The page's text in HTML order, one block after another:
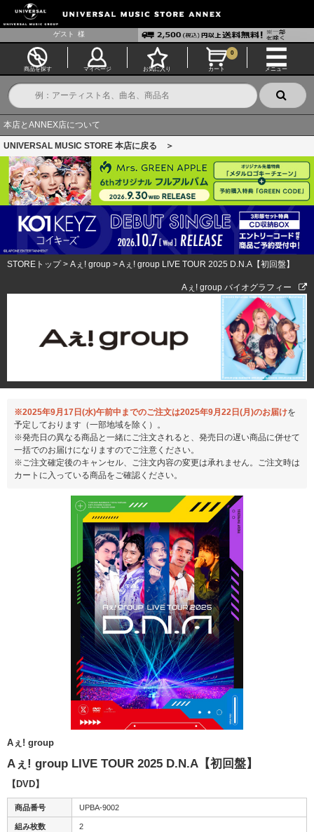
ゲスト 様
商品を探す マイページ お気に入り カート
0
メニュー
本店とANNEX店について
UNIVERSAL MUSIC STORE 本店に戻る ＞
STOREトップ> Aぇ! group >Aぇ! group LIVE TOUR 2025 D.N.A【初回盤】
Aぇ! group バイオグラフィー
※2025年9月17日(水)午前中までのご注文は2025年9月22日(月)のお届けを
予定しております（一部地域を除く）。
※発売日の異なる商品と一緒にご注文されると、発売日の遅い商品に併せて
一括でのお届けになりますのでご注意ください。
※ご注文確定後のキャンセル、ご注文内容の変更は承れません。ご注文時は
カートに入っている商品をご確認ください。
Aぇ! group
Aぇ! group LIVE TOUR 2025 D.N.A【初回盤】
【DVD】
商品番号 UPBA-9002
組み枚数 2